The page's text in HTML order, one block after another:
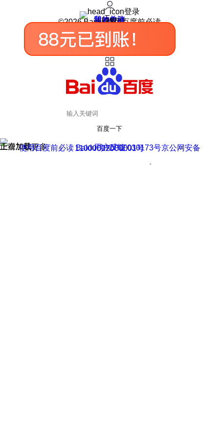
登录
我的关注
我的收藏
皮肤中心
用户反馈
设置
©2026 Baidu 使用百度前必读
百度一下
正在加载
上滑加载更多 用户反馈
使用百度前必读 Baidu 京ICP证030173号
京公网安备11000002000001号